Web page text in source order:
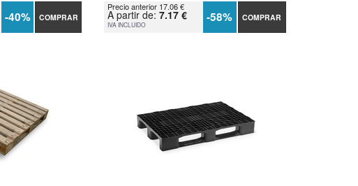
-40% COMPRAR
Precio anterior 17.06 €
A partir de:7.17 €
IVA INCLUIDO -58% COMPRAR